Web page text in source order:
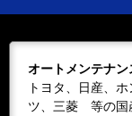
４月の休業
５／６（水
いい...
オートメンテナ
トヨタ、日産、
ツ、三菱 等の国